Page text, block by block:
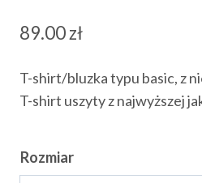
89.00zł
T-shirt/bluzka typu basic, z
T-shirt uszyty z najwyższej
Rozmiar